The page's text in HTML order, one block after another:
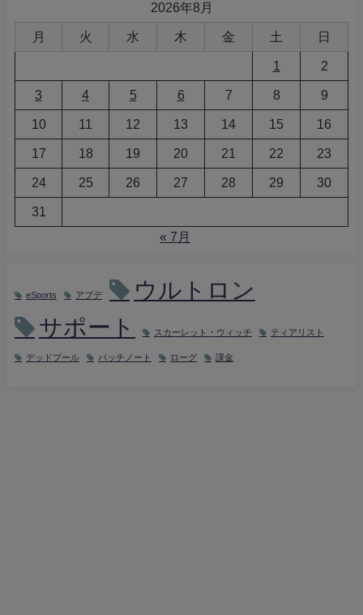
2026年8月
月 火 水 木 金 土 日
1 2
3 4 5 6 7 8 9
10 11 12 13 14 15 16
17 18 19 20 21 22 23
24 25 26 27 28 29 30
31
« 7月
eSports アプデ
ウルトロン
サポート
スカーレット・ウィッチ ティアリスト
デッドプール パッチノート ローグ 課金